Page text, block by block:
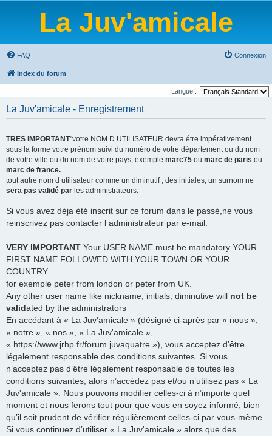
La Juv'amicale
FAQ Connexion
Index du forum
Langue :
La Juv'amicale - Enregistrement
TRES IMPORTANT"votre NOM D UTILISATEUR devra étre impérativement
sous la forme votre prénom suivi du numéro de votre département ou du nom
de votre ville ou du nom de votre pays; exemple marc75 ou marc de paris ou
marc de france.
tout autre nom d utilisateur comme un diminutif , des initiales, un surnom ne
sera pas validé par les administrateurs.
Si vous avez déja été inscrit sur ce forum dans le passé,ne vous
reinscrivez pas contacter l administrateur par e-mail.
VERY IMPORTANT Your USER NAME must be mandatory YOUR
FIRST NAME FOLLOWED WITH YOUR TOWN OR YOUR
COUNTRY
for exemple peter from london or peter from UK.
Any other user name like nickname, initials, diminutive will not be
validated by the administrators
En accédant à « La Juv'amicale » (désigné ci-après par « nous »,
« notre », « nos », « La Juv'amicale »,
« https://www.jrhp.fr/forum.juvaquatre »), vous acceptez d’être
légalement responsable des conditions suivantes. Si vous
n’acceptez pas d’être légalement responsable de toutes les
conditions suivantes, alors n’accédez pas et/ou n’utilisez pas « La
Juv'amicale ». Nous pouvons modifier celles-ci à n’importe quel
moment et nous ferons tout pour que vous en soyez informé, bien
qu’il soit prudent de vérifier régulièrement celles-ci par vous-même.
Si vous continuez d’utiliser « La Juv'amicale » alors que des